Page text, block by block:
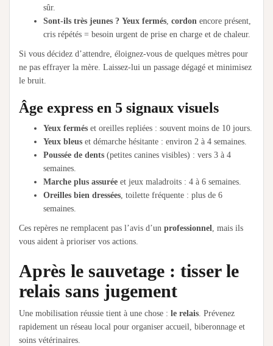
sûr.
Sont-ils très jeunes ? Yeux fermés, cordon encore présent,
cris répétés = besoin urgent de prise en charge et de chaleur.
Si vous décidez d’attendre, éloignez-vous de quelques mètres pour
ne pas effrayer la mère. Laissez-lui un passage dégagé et minimisez
le bruit.
Âge express en 5 signaux visuels
Yeux fermés et oreilles repliées : souvent moins de 10 jours.
Yeux bleus et démarche hésitante : environ 2 à 4 semaines.
Poussée de dents (petites canines visibles) : vers 3 à 4
semaines.
Marche plus assurée et jeux maladroits : 4 à 6 semaines.
Oreilles bien dressées, toilette fréquente : plus de 6
semaines.
Ces repères ne remplacent pas l’avis d’un professionnel, mais ils
vous aident à prioriser vos actions.
Après le sauvetage : tisser le
relais sans jugement
Une mobilisation réussie tient à une chose : le relais. Prévenez
rapidement un réseau local pour organiser accueil, biberonnage et
soins vétérinaires.